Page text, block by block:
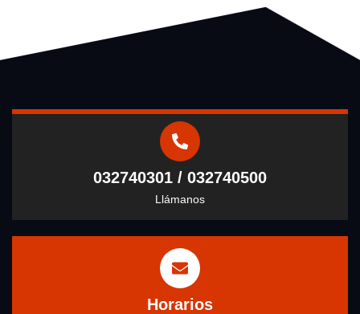
032740301 / 032740500
Llámanos
Horarios